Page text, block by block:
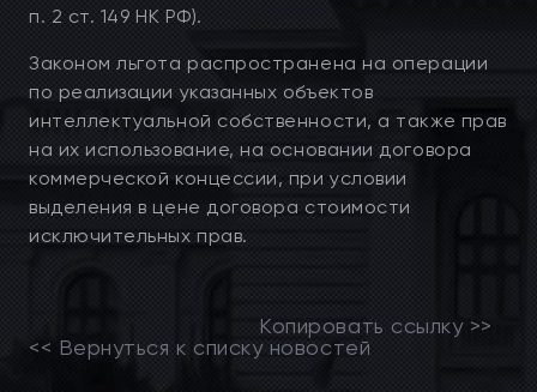
п. 2 ст. 149 НК РФ).
Законом льгота распространена на операции
по реализации указанных объектов
интеллектуальной собственности, а также прав
на их использование, на основании договора
коммерческой концессии, при условии
выделения в цене договора стоимости
исключительных прав.
Копировать ссылку >>
<< Вернуться к списку новостей